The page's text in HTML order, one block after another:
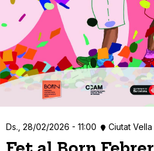
Ds., 28/02/2026 - 11:00 Ciutat Vella